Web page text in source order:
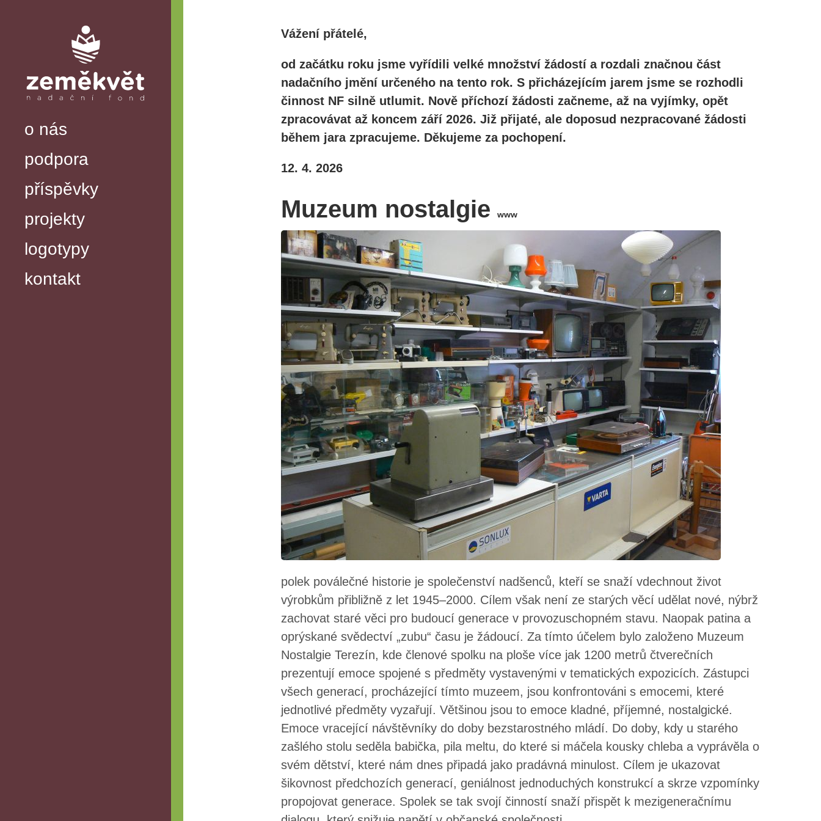
o nás
podpora
příspěvky
projekty
logotypy
kontakt
Vážení přátelé,
od začátku roku jsme vyřídili velké množství žádostí a rozdali značnou část
nadačního jmění určeného na tento rok. S přicházejícím jarem jsme se rozhodli
činnost NF silně utlumit. Nově příchozí žádosti začneme, až na vyjímky, opět
zpracovávat až koncem září 2026. Již přijaté, ale doposud nezpracované žádosti
během jara zpracujeme. Děkujeme za pochopení.
12. 4. 2026
Muzeum nostalgie www
polek poválečné historie je společenství nadšenců, kteří se snaží vdechnout život
výrobkům přibližně z let 1945–2000. Cílem však není ze starých věcí udělat nové, nýbrž
zachovat staré věci pro budoucí generace v provozuschopném stavu. Naopak patina a
oprýskané svědectví „zubu“ času je žádoucí. Za tímto účelem bylo založeno Muzeum
Nostalgie Terezín, kde členové spolku na ploše více jak 1200 metrů čtverečních
prezentují emoce spojené s předměty vystavenými v tematických expozicích. Zástupci
všech generací, procházející tímto muzeem, jsou konfrontováni s emocemi, které
jednotlivé předměty vyzařují. Většinou jsou to emoce kladné, příjemné, nostalgické.
Emoce vracející návštěvníky do doby bezstarostného mládí. Do doby, kdy u starého
zašlého stolu seděla babička, pila meltu, do které si máčela kousky chleba a vyprávěla o
svém dětství, které nám dnes připadá jako pradávná minulost. Cílem je ukazovat
šikovnost předchozích generací, geniálnost jednoduchých konstrukcí a skrze vzpomínky
propojovat generace. Spolek se tak svojí činností snaží přispět k mezigeneračnímu